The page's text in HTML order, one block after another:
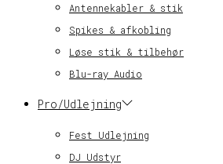
Antennekabler & stik
Spikes & afkobling
Løse stik & tilbehør
Blu-ray Audio
Pro/Udlejning
Fest Udlejning
DJ Udstyr